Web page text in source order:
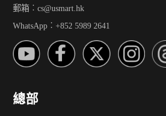
郵箱︰cs@usmart.hk
WhatsApp︰+852 5989 2641
總部